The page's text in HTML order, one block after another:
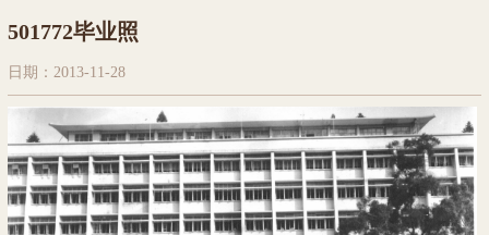
501772毕业照
日期：2013-11-28